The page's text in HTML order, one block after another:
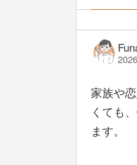
家族や
くても
ます。